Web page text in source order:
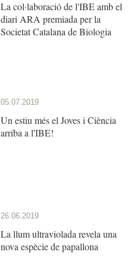
La col·laboració de l'IBE amb el
diari ARA premiada per la
Societat Catalana de Biologia
05.07.2019
Un estiu més el Joves i Ciència
arriba a l'IBE!
26.06.2019
La llum ultraviolada revela una
nova espècie de papallona